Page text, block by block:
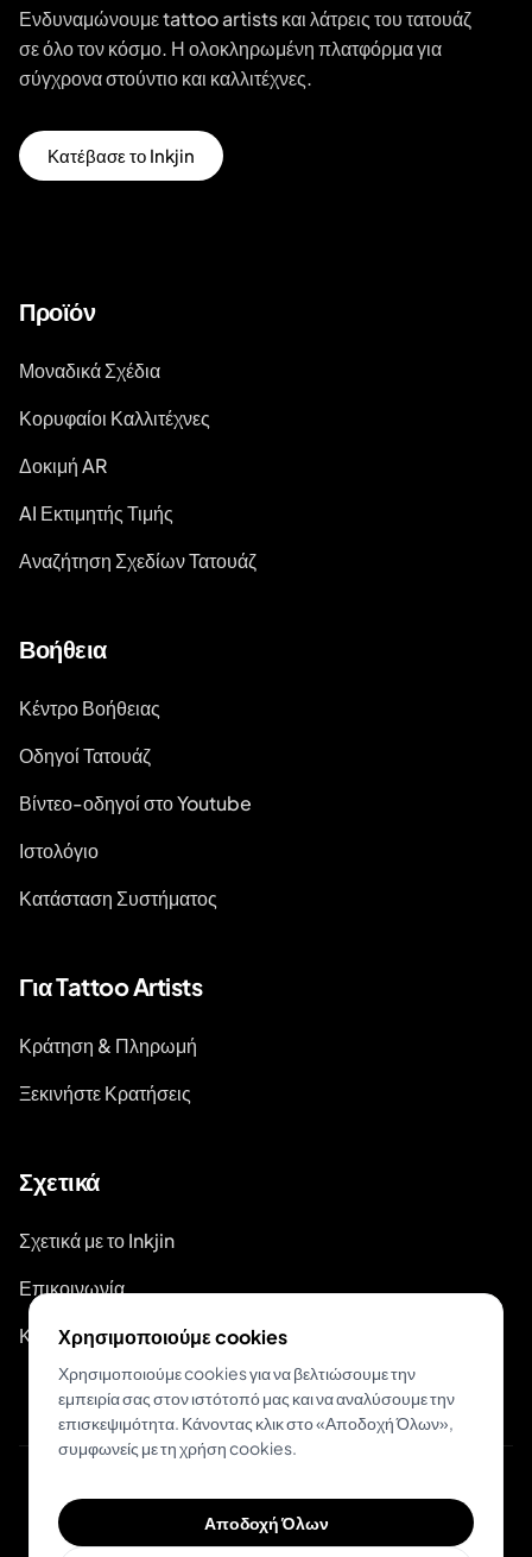
Ενδυναμώνουμε tattoo artists και λάτρεις του τατουάζ
σε όλο τον κόσμο. Η ολοκληρωμένη πλατφόρμα για
σύγχρονα στούντιο και καλλιτέχνες.
Κατέβασε το Inkjin
Προϊόν
Μοναδικά Σχέδια
Κορυφαίοι Καλλιτέχνες
Δοκιμή AR
AI Εκτιμητής Τιμής
Αναζήτηση Σχεδίων Τατουάζ
Βοήθεια
Κέντρο Βοήθειας
Οδηγοί Τατουάζ
Βίντεο-οδηγοί στο Youtube
Ιστολόγιο
Κατάσταση Συστήματος
Για Tattoo Artists
Κράτηση & Πληρωμή
Ξεκινήστε Κρατήσεις
Σχετικά
Σχετικά με το Inkjin
Επικοινωνία
Κιτ Επωνυμίας
© 2026 Inkjin
Πολιτική ΑπορρήτουΌροι Χρήσης
Χρησιμοποιούμε cookies
Χρησιμοποιούμε cookies για να βελτιώσουμε την
εμπειρία σας στον ιστότοπό μας και να αναλύσουμε την
επισκεψιμότητα. Κάνοντας κλικ στο «Αποδοχή Όλων»,
συμφωνείς με τη χρήση cookies.
Αποδοχή Όλων